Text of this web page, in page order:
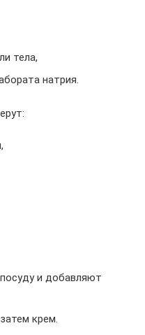
тела,
натрия.
и добавляют
крем.